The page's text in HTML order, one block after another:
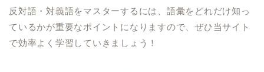
反対語・対義語をマスターするには、語彙をどれだけ知っ
ているかが重要なポイントになりますので、ぜひ当サイト
で効率よく学習していきましょう！